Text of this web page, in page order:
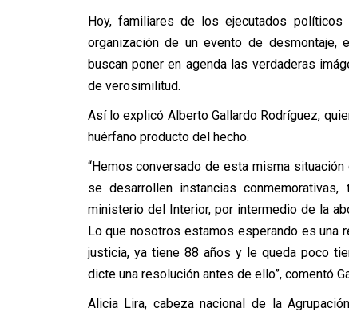
Hoy, familiares de los ejecutados
organización de un evento de
buscan poner en agenda las verdaderas
de verosimilitud.
Así lo explicó Alberto Gallardo Rodríguez,
huérfano producto del hecho.
“Hemos conversado de esta misma
se desarrollen instancias
ministerio del Interior, por intermedio de la
Lo que nosotros estamos esperando es una
justicia, ya tiene 88 años y le queda poco
dicte una resolución antes de ello”, comentó
Alicia Lira, cabeza nacional de la